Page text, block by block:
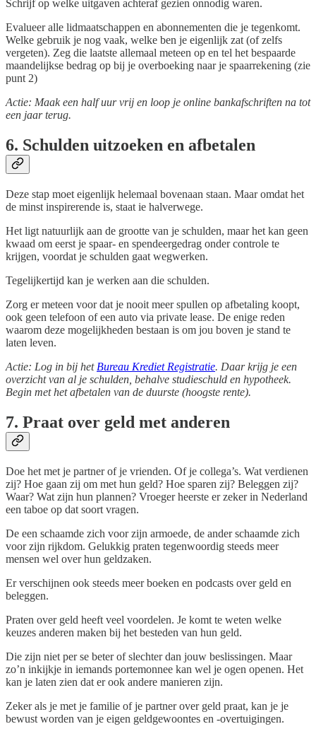
Schrijf op welke uitgaven achteraf gezien onnodig waren.
Evalueer alle lidmaatschappen en abonnementen die je tegenkomt.
Welke gebruik je nog vaak, welke ben je eigenlijk zat (of zelfs
vergeten). Zeg die laatste allemaal meteen op en tel het bespaarde
maandelijkse bedrag op bij je overboeking naar je spaarrekening (zie
punt 2)
Actie: Maak een half uur vrij en loop je online bankafschriften na tot
een jaar terug.
6. Schulden uitzoeken en afbetalen
Deze stap moet eigenlijk helemaal bovenaan staan. Maar omdat het
de minst inspirerende is, staat ie halverwege.
Het ligt natuurlijk aan de grootte van je schulden, maar het kan geen
kwaad om eerst je spaar- en spendeergedrag onder controle te
krijgen, voordat je schulden gaat wegwerken.
Tegelijkertijd kan je werken aan die schulden.
Zorg er meteen voor dat je nooit meer spullen op afbetaling koopt,
ook geen telefoon of een auto via private lease. De enige reden
waarom deze mogelijkheden bestaan is om jou boven je stand te
laten leven.
Actie: Log in bij het Bureau Krediet Registratie. Daar krijg je een
overzicht van al je schulden, behalve studieschuld en hypotheek.
Begin met het afbetalen van de duurste (hoogste rente).
7. Praat over geld met anderen
Doe het met je partner of je vrienden. Of je collega’s. Wat verdienen
zij? Hoe gaan zij om met hun geld? Hoe sparen zij? Beleggen zij?
Waar? Wat zijn hun plannen? Vroeger heerste er zeker in Nederland
een taboe op dat soort vragen.
De een schaamde zich voor zijn armoede, de ander schaamde zich
voor zijn rijkdom. Gelukkig praten tegenwoordig steeds meer
mensen wel over hun geldzaken.
Er verschijnen ook steeds meer boeken en podcasts over geld en
beleggen.
Praten over geld heeft veel voordelen. Je komt te weten welke
keuzes anderen maken bij het besteden van hun geld.
Die zijn niet per se beter of slechter dan jouw beslissingen. Maar
zo’n inkijkje in iemands portemonnee kan wel je ogen openen. Het
kan je laten zien dat er ook andere manieren zijn.
Zeker als je met je familie of je partner over geld praat, kan je je
bewust worden van je eigen geldgewoontes en -overtuigingen.